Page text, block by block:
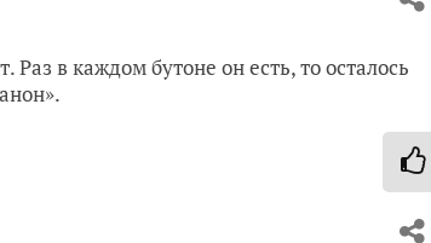
Раз в каждом бутоне он есть, то осталось